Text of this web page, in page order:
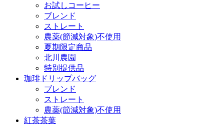
お試しコーヒー
ブレンド
ストレート
農薬(節減対象)不使用
夏期限定商品
北川農園
特別提供品
珈琲ドリップバッグ
ブレンド
ストレート
農薬(節減対象)不使用
紅茶茶葉